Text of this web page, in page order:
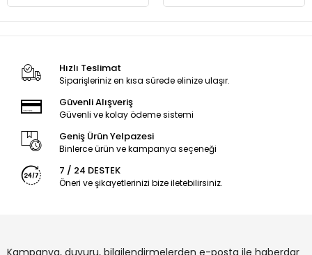
Hızlı Teslimat
Siparişleriniz en kısa sürede elinize ulaşır.
Güvenli Alışveriş
Güvenli ve kolay ödeme sistemi
Geniş Ürün Yelpazesi
Binlerce ürün ve kampanya seçeneği
7 / 24 DESTEK
Öneri ve şikayetlerinizi bize iletebilirsiniz.